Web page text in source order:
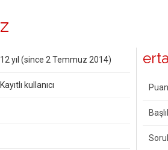
12 yıl (since 2 Temmuz 2014)
Kayıtlı kullanıcı